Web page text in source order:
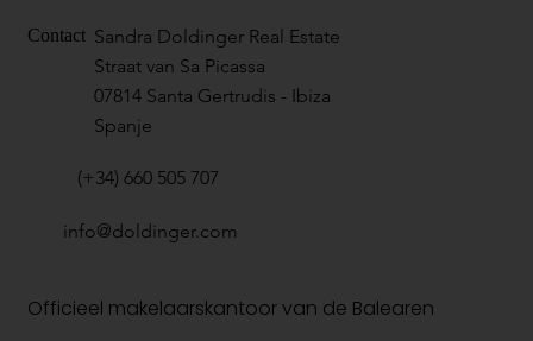
Officieel makelaarskantoor van de Balearen
Contact Sandra Doldinger Real Estate
Straat van Sa Picassa
07814 Santa Gertrudis - Ibiza
Spanje
(+34) 660 505 707
info@doldinger.com